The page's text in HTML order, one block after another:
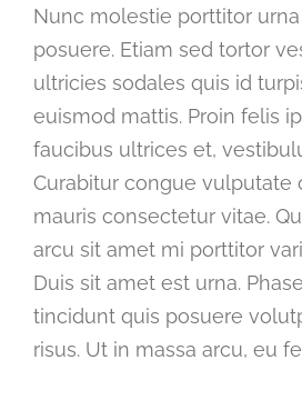
Nunc molestie porttitor
posuere. Etiam sed tortor
ultricies sodales quis id
euismod mattis. Proin felis
faucibus ultrices et,
Curabitur congue vulputate
mauris consectetur vitae.
arcu sit amet mi porttitor
Duis sit amet est urna.
tincidunt quis posuere
risus. Ut in massa arcu, eu